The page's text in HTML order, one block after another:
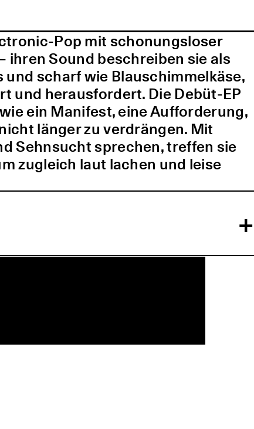
Pop mit schonungsloser
ihren Sound beschreiben sie als
und scharf wie Blauschimmelkäse,
und herausfordert. Die Debüt-EP
ein Manifest, eine Aufforderung,
länger zu verdrängen. Mit
Sehnsucht sprechen, treffen sie
zugleich laut lachen und leise